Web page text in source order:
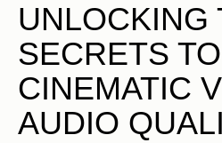
UNLOCKING
SECRETS TO
CINEMATIC
AUDIO